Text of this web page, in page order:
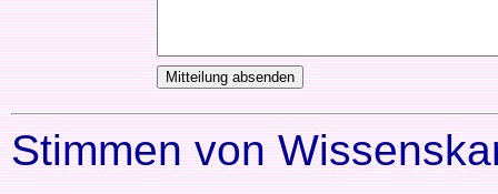
Stimmen von